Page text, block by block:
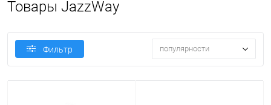
Товары JazzWay
Фильтр популярности